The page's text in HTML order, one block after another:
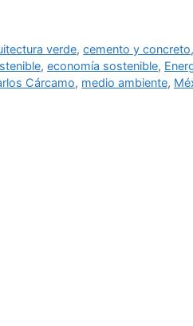
verde,cemento y concreto
, economía sostenible,
Cárcamo, medio ambiente,